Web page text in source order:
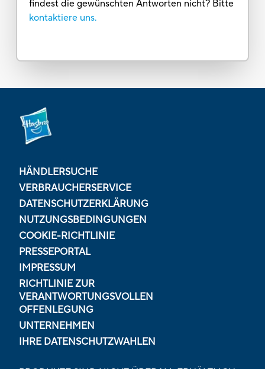
findest die gewünschten Antworten nicht? Bitte
kontaktiere uns.
HÄNDLERSUCHE
VERBRAUCHERSERVICE
DATENSCHUTZERKLÄRUNG
NUTZUNGSBEDINGUNGEN
COOKIE-RICHTLINIE
PRESSEPORTAL
IMPRESSUM
RICHTLINIE ZUR
VERANTWORTUNGSVOLLEN
OFFENLEGUNG
UNTERNEHMEN
IHRE DATENSCHUTZWAHLEN